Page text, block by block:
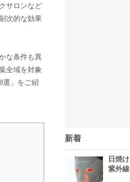
サロンなど
次的な効果
な条件も異
全域を対象
選」をご紹
新着
日焼
紫外